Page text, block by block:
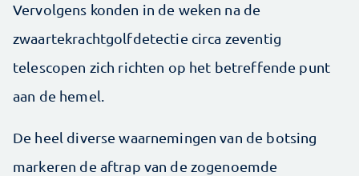
Vervolgens konden in de weken na de
zwaartekrachtgolfdetectie circa zeventig
telescopen zich richten op het betreffende punt
aan de hemel.
De heel diverse waarnemingen van de botsing
markeren de aftrap van de zogenoemde